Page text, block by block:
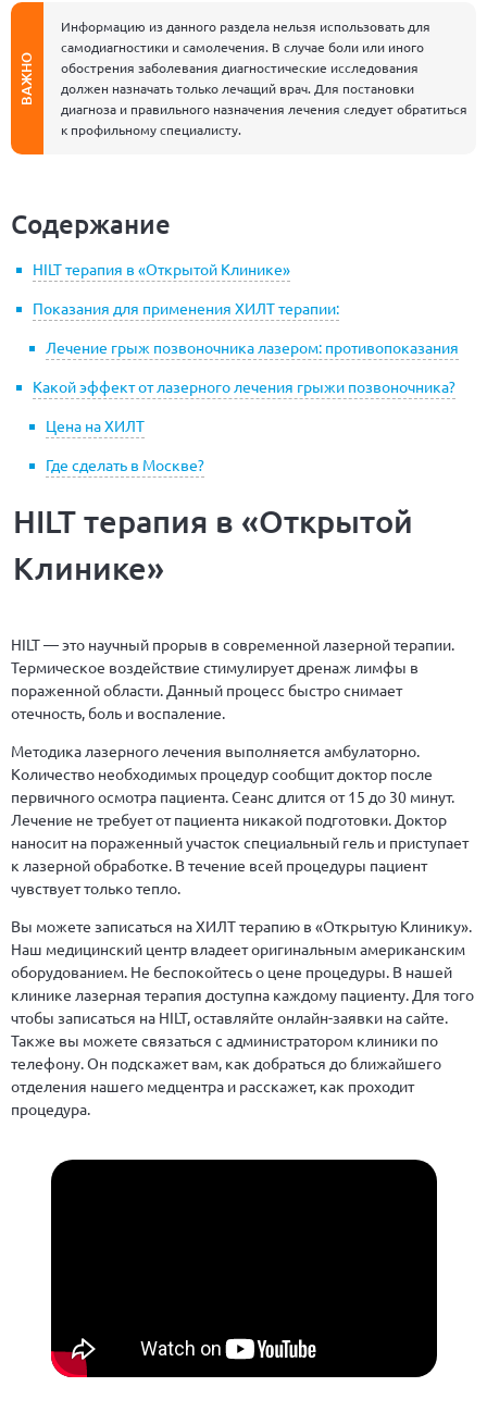
ВАЖНО
Информацию из данного раздела нельзя использовать для
самодиагностики и самолечения. В случае боли или иного
обострения заболевания диагностические исследования
должен назначать только лечащий врач. Для постановки
диагноза и правильного назначения лечения следует обратиться
к профильному специалисту.
Содержание
HILT терапия в «Открытой Клинике»
Показания для применения ХИЛТ терапии:
Лечение грыж позвоночника лазером: противопоказания
Какой эффект от лазерного лечения грыжи позвоночника?
Цена на ХИЛТ
Где сделать в Москве?
HILT терапия в «Открытой
Клинике»
HILT — это научный прорыв в современной лазерной терапии.
Термическое воздействие стимулирует дренаж лимфы в
пораженной области. Данный процесс быстро снимает
отечность, боль и воспаление.
Методика лазерного лечения выполняется амбулаторно.
Количество необходимых процедур сообщит доктор после
первичного осмотра пациента. Сеанс длится от 15 до 30 минут.
Лечение не требует от пациента никакой подготовки. Доктор
наносит на пораженный участок специальный гель и приступает
к лазерной обработке. В течение всей процедуры пациент
чувствует только тепло.
Вы можете записаться на ХИЛТ терапию в «Открытую Клинику».
Наш медицинский центр владеет оригинальным американским
оборудованием. Не беспокойтесь о цене процедуры. В нашей
клинике лазерная терапия доступна каждому пациенту. Для того
чтобы записаться на HILT, оставляйте онлайн-заявки на сайте.
Также вы можете связаться с администратором клиники по
телефону. Он подскажет вам, как добраться до ближайшего
отделения нашего медцентра и расскажет, как проходит
процедура.